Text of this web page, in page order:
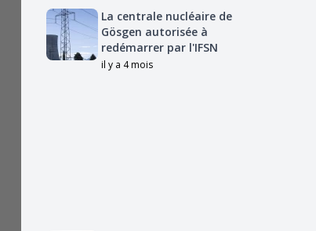
La centrale nucléaire de
Gösgen autorisée à
redémarrer par l'IFSN
il y a 4 mois